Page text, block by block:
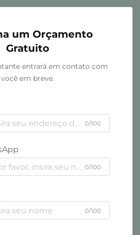
um Orçamento
Gratuito
entrará em contato com
você em breve.
0/100
0/100
0/100